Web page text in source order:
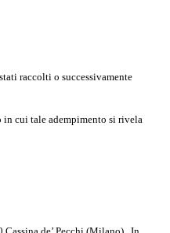
raccolti o successivamente
in cui tale adempimento si rivela